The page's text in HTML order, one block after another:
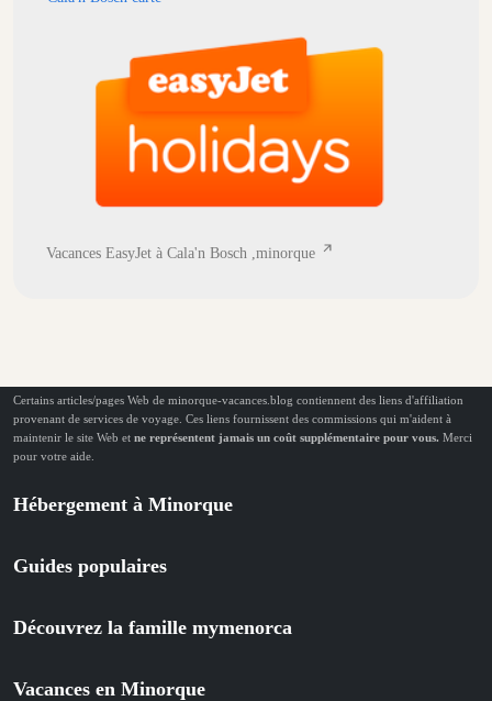
Vacances EasyJet à Cala'n Bosch ,minorque
Certains articles/pages Web de minorque-vacances.blog contiennent des liens d'affiliation
provenant de services de voyage. Ces liens fournissent des commissions qui m'aident à
maintenir le site Web et ne représentent jamais un coût supplémentaire pour vous. Merci
pour votre aide.
Hébergement à Minorque
Guides populaires
Découvrez la famille mymenorca
Vacances en Minorque